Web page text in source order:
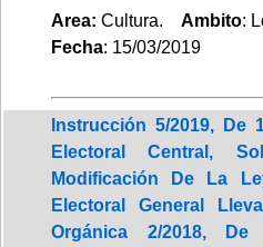
Area: Cultura. Ambito:
Fecha: 15/03/2019
Instrucción 5/2019, De
Electoral Central,
Modificación De La
Electoral General
Orgánica 2/2018,